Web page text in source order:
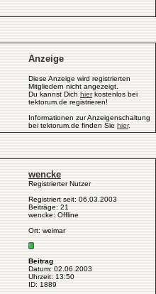
Anzeige
Diese Anzeige wird registrierten
Mitgliedern nicht angezeigt.
Du kannst Dich hierkostenlos bei
tektorum.de registrieren!
Informationen zur Anzeigenschaltung
bei tektorum.de finden Sie hier.
wencke
Registrierter Nutzer
Registriert seit: 06.03.2003
Beiträge: 21
wencke: Offline
Ort: weimar
Beitrag
Datum: 02.06.2003
Uhrzeit: 13:50
ID: 1889